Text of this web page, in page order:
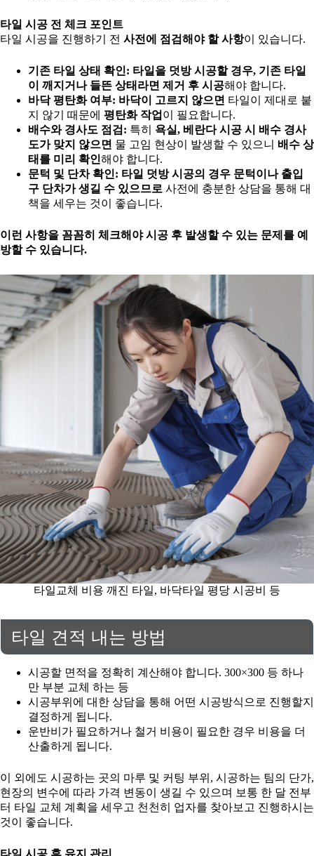
타일 시공 전 체크 포인트
타일 시공을 진행하기 전 사전에 점검해야 할 사항이 있습니다.
기존 타일 상태 확인: 타일을 덧방 시공할 경우, 기존 타일
이 깨지거나 들뜬 상태라면 제거 후 시공해야 합니다.
바닥 평탄화 여부: 바닥이 고르지 않으면 타일이 제대로 붙
지 않기 때문에 평탄화 작업 이 필요합니다.
배수와 경사도 점검: 특히 욕실, 베란다 시공 시 배수 경사
도가 맞지 않으면 물 고임 현상이 발생할 수 있으니 배수 상
태를 미리 확인해야 합니다.
문턱 및 단차 확인: 타일 덧방 시공의 경우 문턱이나 출입
구 단차가 생길 수 있으므로 사전에 충분한 상담을 통해 대
책을 세우는 것이 좋습니다.
이런 사항을 꼼꼼히 체크해야 시공 후 발생할 수 있는 문제를 예
방할 수 있습니다.
타일교체 비용 깨진 타일, 바닥타일 평당 시공비 등
타일 견적 내는 방법
시공할 면적을 정확히 계산해야 합니다. 300×300 등 하나
만 부분 교체 하는 등
시공부위에 대한 상담을 통해 어떤 시공방식으로 진행할지
결정하게 됩니다.
운반비가 필요하거나 철거 비용이 필요한 경우 비용을 더
산출하게 됩니다.
이 외에도 시공하는 곳의 마루 및 커팅 부위, 시공하는 팀의 단가,
현장의 변수에 따라 가격 변동이 생길 수 있으며 보통 한 달 전부
터 타일 교체 계획을 세우고 천천히 업자를 찾아보고 진행하시는
것이 좋습니다.
타일 시공 후 유지 관리